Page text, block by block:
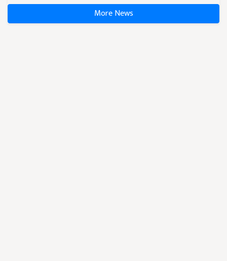
More News